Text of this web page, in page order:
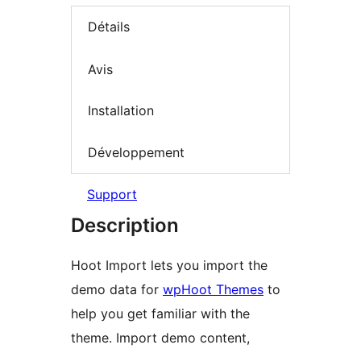
Détails
Avis
Installation
Développement
Support
Description
Hoot Import lets you import the
demo data for wpHoot Themes to
help you get familiar with the
theme. Import demo content,